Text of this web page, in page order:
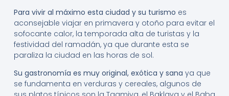
Para vivir al máximo esta ciudad y su turismo es
aconsejable viajar en primavera y otoño para evitar el
sofocante calor, la temporada alta de turistas y la
festividad del ramadán, ya que durante esta se
paraliza la ciudad en las horas de sol.
Su gastronomía es muy original, exótica y sana ya que
se fundamenta en verduras y cereales, algunos de